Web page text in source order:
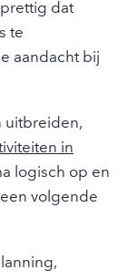
dat
te
aandacht bij
uitbreiden,
in
logisch op en
volgende